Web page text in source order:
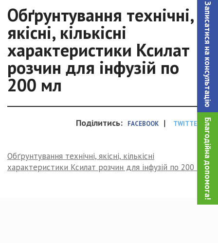
Записатися на консультацiю
Благодійна допомога!
Обґрунтування технічні,
якісні, кількісні
характеристики Ксилат
розчин для інфузій по
200 мл
Поділитись: FACEBOOK | TWITTER
Обґрунтування технічні, якісні, кількісні
характеристики Ксилат розчин для інфузій по 200 мл